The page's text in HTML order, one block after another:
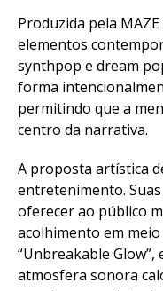
Produzida pela
elementos
synthpop e dream
forma
permitindo que a
centro da narrativa.
A proposta artística
entretenimento.
oferecer ao público
acolhimento em
“Unbreakable
atmosfera sonora